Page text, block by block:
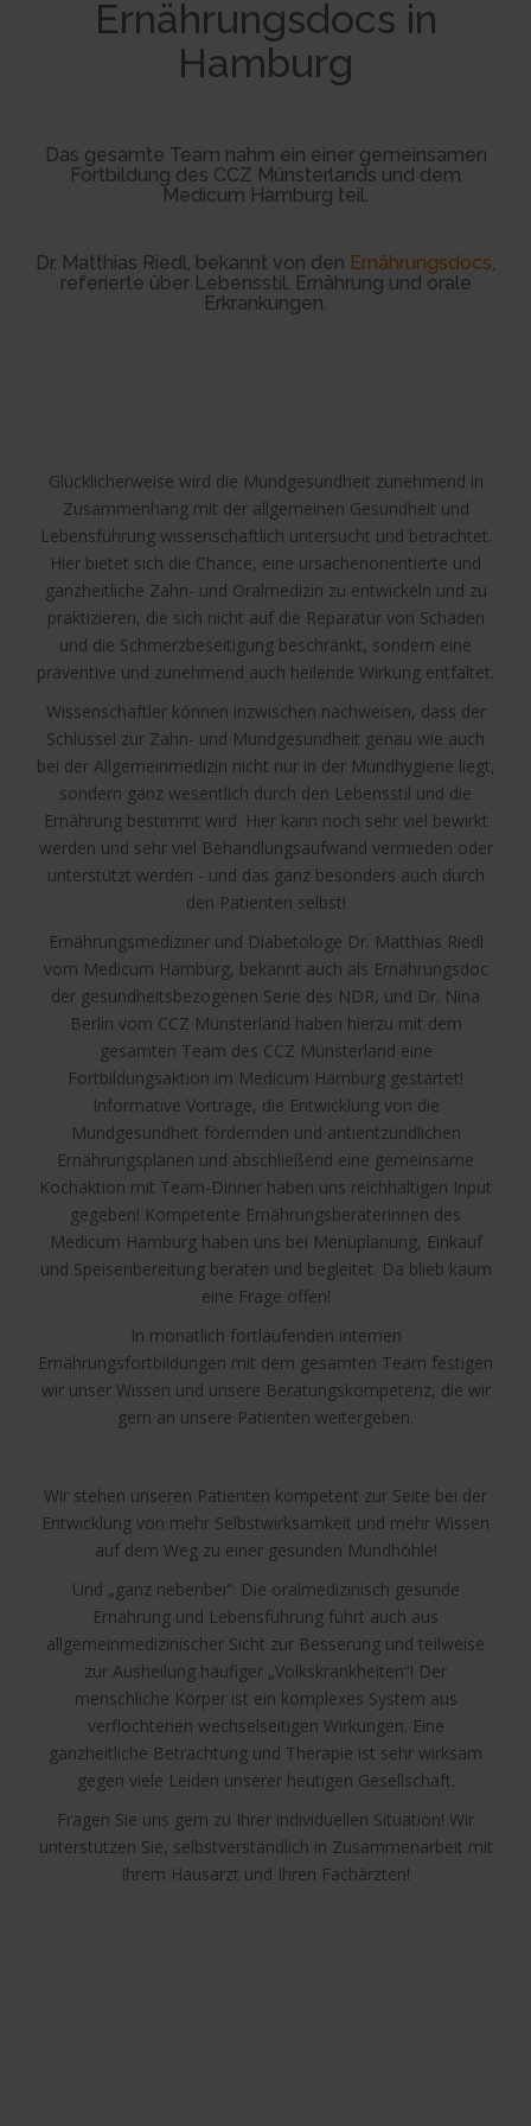
Ernährungsdocs in
Hamburg
Das gesamte Team nahm ein einer gemeinsamen
Fortbildung des CCZ Münsterlands und dem
Medicum Hamburg teil.
Dr. Matthias Riedl, bekannt von den Ernährungsdocs,
referierte über Lebensstil, Ernährung und orale
Erkrankungen.
Glücklicherweise wird die Mundgesundheit zunehmend in
Zusammenhang mit der allgemeinen Gesundheit und
Lebensführung wissenschaftlich untersucht und betrachtet.
Hier bietet sich die Chance, eine ursachenorientierte und
ganzheitliche Zahn- und Oralmedizin zu entwickeln und zu
praktizieren, die sich nicht auf die Reparatur von Schäden
und die Schmerzbeseitigung beschränkt, sondern eine
präventive und zunehmend auch heilende Wirkung entfaltet.
Wissenschaftler können inzwischen nachweisen, dass der
Schlüssel zur Zahn- und Mundgesundheit genau wie auch
bei der Allgemeinmedizin nicht nur in der Mundhygiene liegt,
sondern ganz wesentlich durch den Lebensstil und die
Ernährung bestimmt wird. Hier kann noch sehr viel bewirkt
werden und sehr viel Behandlungsaufwand vermieden oder
unterstützt werden - und das ganz besonders auch durch
den Patienten selbst!
Ernährungsmediziner und Diabetologe Dr. Matthias Riedl
vom Medicum Hamburg, bekannt auch als Ernährungsdoc
der gesundheitsbezogenen Serie des NDR, und Dr. Nina
Berlin vom CCZ Münsterland haben hierzu mit dem
gesamten Team des CCZ Münsterland eine
Fortbildungsaktion im Medicum Hamburg gestartet!
Informative Vorträge, die Entwicklung von die
Mundgesundheit fördernden und antientzündlichen
Ernährungsplänen und abschließend eine gemeinsame
Kochaktion mit Team-Dinner haben uns reichhaltigen Input
gegeben! Kompetente Ernährungsberaterinnen des
Medicum Hamburg haben uns bei Menüplanung, Einkauf
und Speisenbereitung beraten und begleitet. Da blieb kaum
eine Frage offen!
In monatlich fortlaufenden internen
Ernährungsfortbildungen mit dem gesamten Team festigen
wir unser Wissen und unsere Beratungskompetenz, die wir
gern an unsere Patienten weitergeben.
Wir stehen unseren Patienten kompetent zur Seite bei der
Entwicklung von mehr Selbstwirksamkeit und mehr Wissen
auf dem Weg zu einer gesunden Mundhöhle!
Und „ganz nebenbei“: Die oralmedizinisch gesunde
Ernährung und Lebensführung führt auch aus
allgemeinmedizinischer Sicht zur Besserung und teilweise
zur Ausheilung häufiger „Volkskrankheiten“! Der
menschliche Körper ist ein komplexes System aus
verflochtenen wechselseitigen Wirkungen. Eine
ganzheitliche Betrachtung und Therapie ist sehr wirksam
gegen viele Leiden unserer heutigen Gesellschaft.
Fragen Sie uns gern zu Ihrer individuellen Situation! Wir
unterstützen Sie, selbstverständlich in Zusammenarbeit mit
Ihrem Hausarzt und Ihren Fachärzten!